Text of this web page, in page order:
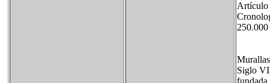
Artículo
Siglo